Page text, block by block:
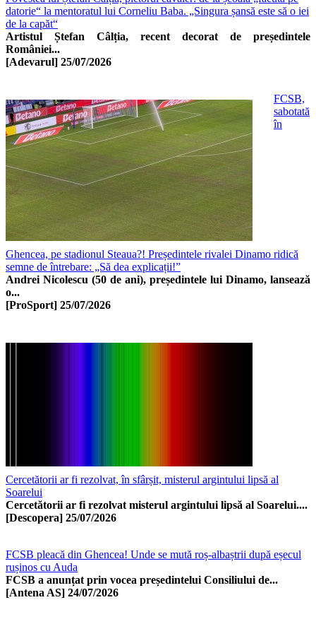
datorie“ la mentoratul lui Corneliu Baba. „Singura șansă este să o iei
de la capăt“
Artistul Ștefan Câlția, recent decorat de președintele
României...
[Adevarul] 25/07/2026
FCSB,
sabotată
în
Ghencea, pe stadionul Steaua?! Președintele rivalei Dinamo ridică
semne de întrebare: „Să dea explicații!”
Andrei Nicolescu (50 de ani), președintele lui Dinamo, lansează
o...
[ProSport] 25/07/2026
Cercetătorii ar fi rezolvat, în sfârșit, misterul argintului lipsă al
Soarelui
Cercetătorii ar fi rezolvat misterul argintului lipsă al Soarelui....
[Descopera] 25/07/2026
FCSB pleacă din Ghencea! Unde se mută roș-albaștrii după eșecul
rușinos cu Auda
FCSB a anunțat prin vocea președintelui Consiliului de...
[Antena AS] 24/07/2026